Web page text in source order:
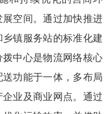
空间。通过加快推进
镇服务站的标准化建
中心是物流网络核心
功能于一体，多布局
业及商业网点。通过